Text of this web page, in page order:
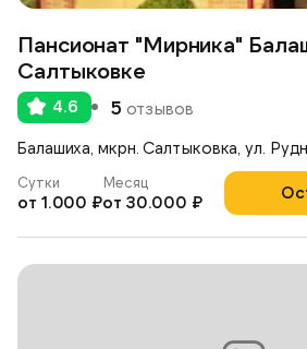
Пансионат "Мирника"
Салтыковке
4.6 5 отзывов
Балашиха, мкрн. Салтыковка, ул.
Сутки
от 1.000 ₽
Месяц
от 30.000 ₽